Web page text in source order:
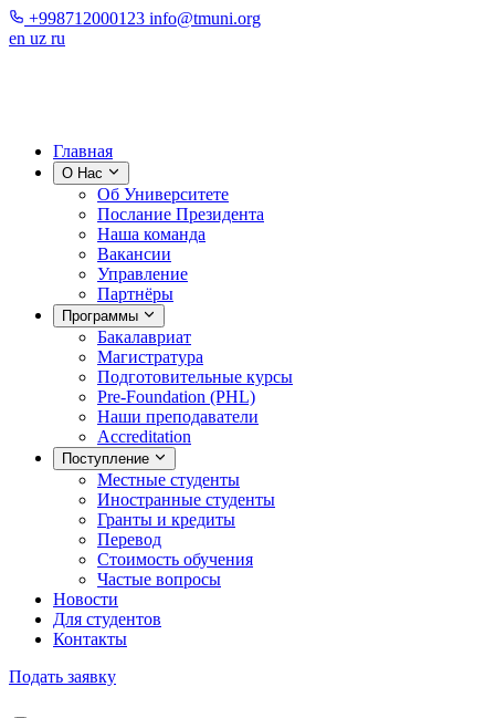
+998712000123 info@tmuni.org
en uz ru
Главная
О Нас
Об Университете
Послание Президента
Наша команда
Вакансии
Управление
Партнёры
Программы
Бакалавриат
Магистратура
Подготовительные курсы
Pre-Foundation (PHL)
Наши преподаватели
Accreditation
Поступление
Местные студенты
Иностранные студенты
Гранты и кредиты
Перевод
Стоимость обучения
Частые вопросы
Новости
Для студентов
Контакты
Подать заявку